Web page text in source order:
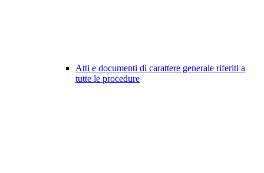
Atti e documenti di carattere generale riferiti a
tutte le procedure